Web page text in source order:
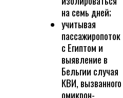
на семь дней;
учитывая
пассажиропоток
с Египтом и
выявление в
Бельгии случая
КВИ, вызванного
омикрон-